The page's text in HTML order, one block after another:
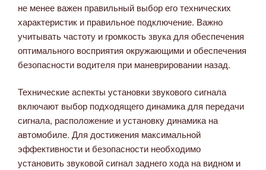
не менее важен правильный выбор его технических
характеристик и правильное подключение. Важно
учитывать частоту и громкость звука для обеспечения
оптимального восприятия окружающими и обеспечения
безопасности водителя при маневрировании назад.
Технические аспекты установки звукового сигнала
включают выбор подходящего динамика для передачи
сигнала, расположение и установку динамика на
автомобиле. Для достижения максимальной
эффективности и безопасности необходимо
установить звуковой сигнал заднего хода на видном и